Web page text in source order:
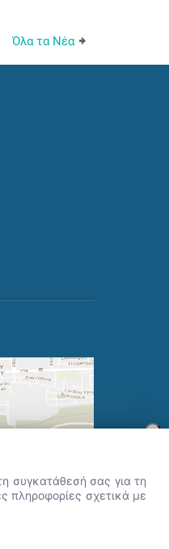
Όλα τα Νέα
×
συγκατάθεσή σας για τη
πληροφορίες σχετικά με